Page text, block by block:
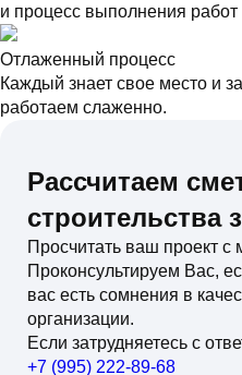
и процесс выполнения работ
Отлаженный процесс
Каждый знает свое место и
работаем слаженно.
Рассчитаем
строительства
Просчитать ваш проект с
Проконсультируем Вас,
вас есть сомнения в
организации.
Если затрудняетесь с
+7 (995) 222-89-68